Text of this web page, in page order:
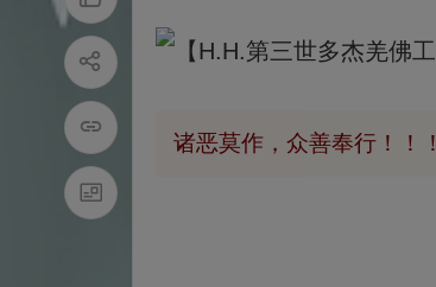
诸恶莫作，众善奉行！！！